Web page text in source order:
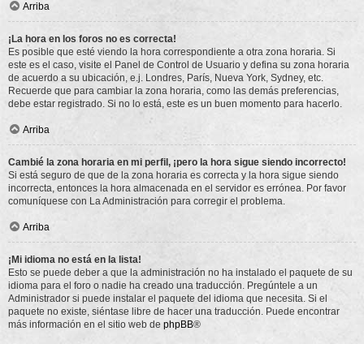
Arriba
¡La hora en los foros no es correcta!
Es posible que esté viendo la hora correspondiente a otra zona horaria. Si
este es el caso, visite el Panel de Control de Usuario y defina su zona horaria
de acuerdo a su ubicación, e.j. Londres, París, Nueva York, Sydney, etc.
Recuerde que para cambiar la zona horaria, como las demás preferencias,
debe estar registrado. Si no lo está, este es un buen momento para hacerlo.
Arriba
Cambié la zona horaria en mi perfil, ¡pero la hora sigue siendo incorrecto!
Si está seguro de que de la zona horaria es correcta y la hora sigue siendo
incorrecta, entonces la hora almacenada en el servidor es errónea. Por favor
comuníquese con La Administración para corregir el problema.
Arriba
¡Mi idioma no está en la lista!
Esto se puede deber a que la administración no ha instalado el paquete de su
idioma para el foro o nadie ha creado una traducción. Pregúntele a un
Administrador si puede instalar el paquete del idioma que necesita. Si el
paquete no existe, siéntase libre de hacer una traducción. Puede encontrar
más información en el sitio web de phpBB®